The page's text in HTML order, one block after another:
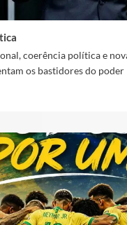
coerência política e
os bastidores do poder